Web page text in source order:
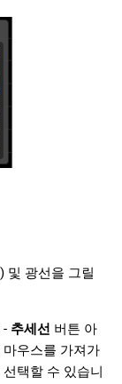
및 광선을 그릴
- 추세선 버튼 아
마우스를 가져가
택할 수 있습니